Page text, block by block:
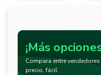
¡Más
Compara entre
precio, fácil.